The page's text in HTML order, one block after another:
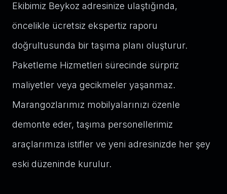
Ekibimiz Beykoz adresinize ulaştığında,
öncelikle ücretsiz ekspertiz raporu
doğrultusunda bir taşıma planı oluşturur.
Paketleme Hizmetleri sürecinde sürpriz
maliyetler veya gecikmeler yaşanmaz.
Marangozlarımız mobilyalarınızı özenle
demonte eder, taşıma personellerimiz
araçlarımıza istifler ve yeni adresinizde her şey
eski düzeninde kurulur.